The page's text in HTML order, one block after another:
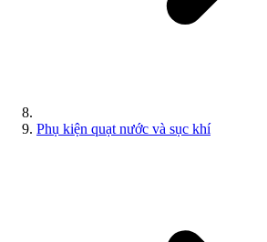
Phụ kiện quạt nước và sục khí